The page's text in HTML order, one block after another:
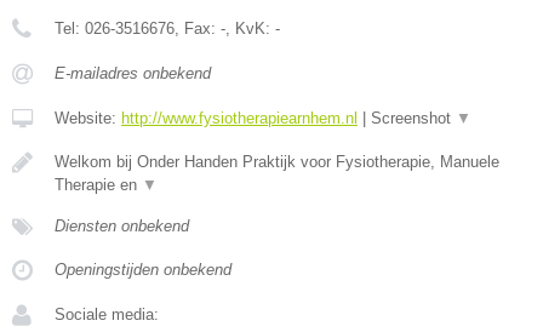
Tel: 026-3516676 , Fax: - , KvK: -
E-mailadres onbekend
Website: http://www.fysiotherapiearnhem.nl | Screenshot ▼
Welkom bij Onder Handen Praktijk voor Fysiotherapie, Manuele
Therapie en ▼
Diensten onbekend
Openingstijden onbekend
Sociale media: